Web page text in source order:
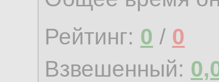
Рейтинг: 0 / 0
Взвешенный: